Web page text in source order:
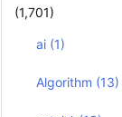
(1,701)
ai (1)
Algorithm (13)